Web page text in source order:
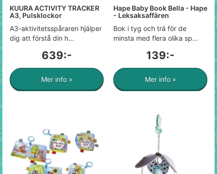
KUURA ACTIVITY TRACKER
A3, Pulsklockor
A3-aktivitetsspåraren hjälper
dig att förstå din h...
639:-
Mer info »
Hape Baby Book Bella - Hape
- Leksaksaffären
Bok i tyg och trä för de
minsta med flera olika sp...
139:-
Mer info »